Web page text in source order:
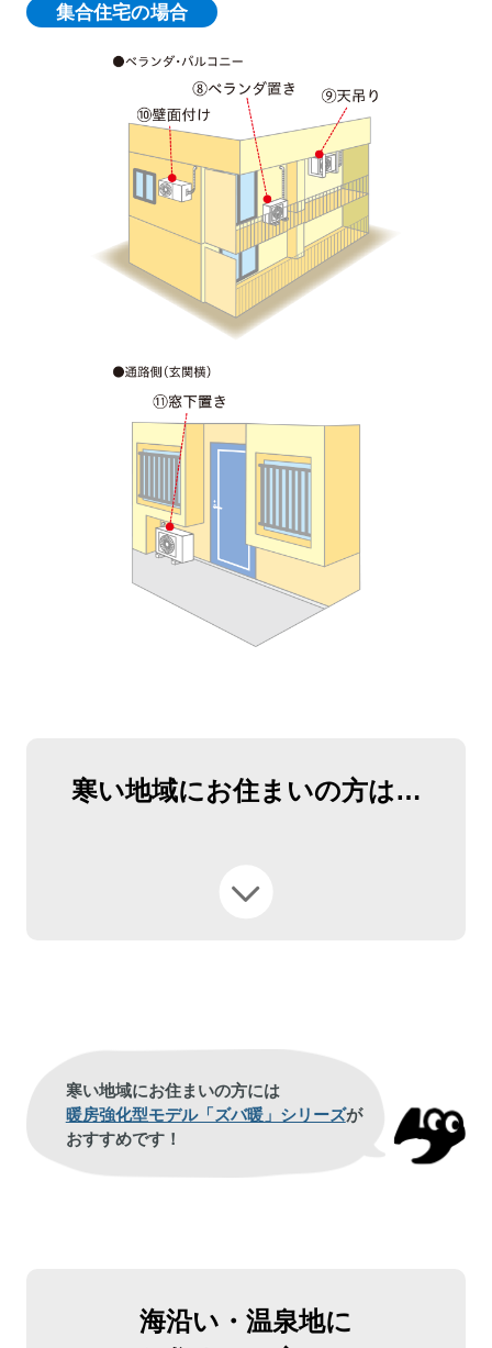
集合住宅の場合
寒い地域にお住まいの方は…
寒い地域にお住まいの方には
暖房強化型モデル「ズバ暖」シリーズが
おすすめです！
海沿い・温泉地に